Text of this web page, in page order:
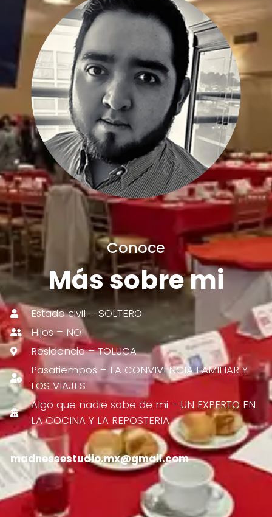
Conoce
Más sobre mi
Estado civil – SOLTERO
Hijos – NO
Residencia – TOLUCA
Pasatiempos – LA CONVIVENCIA FAMILIAR Y
LOS VIAJES
Algo que nadie sabe de mi – UN EXPERTO EN
LA COCINA Y LA REPOSTERIA
madnessestudio.mx@gmail.com